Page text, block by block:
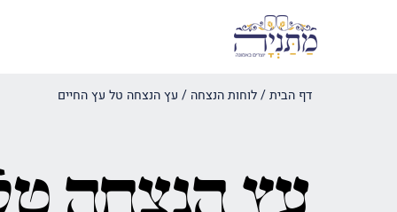
דף הבית/לוחות הנצחה / עץ הנצחה טל עץ החיים